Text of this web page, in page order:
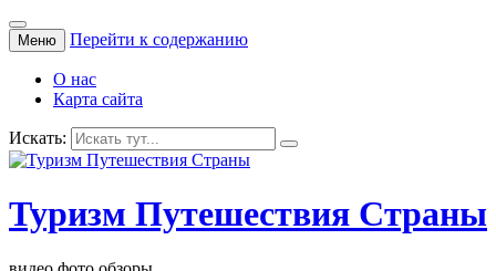
Меню Перейти к содержанию
О нас
Карта сайта
Искать:
Туризм Путешествия Страны